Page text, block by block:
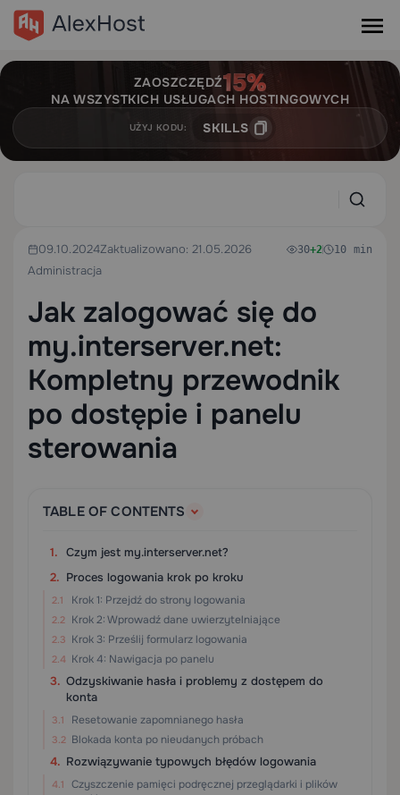
ZAOSZCZĘDŹ
NA WSZYSTKICH USŁUGACH HOSTINGOWYCH
UŻYJ KODU: SKILLS
09.10.2024Zaktualizowano: 21.05.2026
Administracja
30+2 10 min
Jak zalogować się do
my.interserver.net:
Kompletny przewodnik
po dostępie i panelu
sterowania
TABLE OF CONTENTS
Czym jest my.interserver.net?
Proces logowania krok po kroku
Krok 1: Przejdź do strony logowania
Krok 2: Wprowadź dane uwierzytelniające
Krok 3: Prześlij formularz logowania
Krok 4: Nawigacja po panelu
Odzyskiwanie hasła i problemy z dostępem do
konta
Resetowanie zapomnianego hasła
Blokada konta po nieudanych próbach
Rozwiązywanie typowych błędów logowania
Czyszczenie pamięci podręcznej przeglądarki i plików